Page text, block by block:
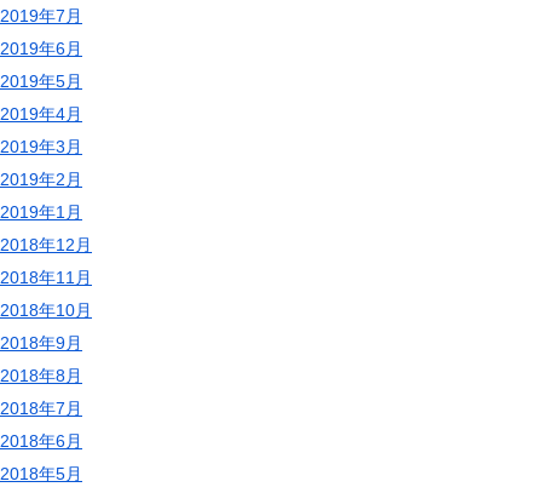
2019年7月
2019年6月
2019年5月
2019年4月
2019年3月
2019年2月
2019年1月
2018年12月
2018年11月
2018年10月
2018年9月
2018年8月
2018年7月
2018年6月
2018年5月